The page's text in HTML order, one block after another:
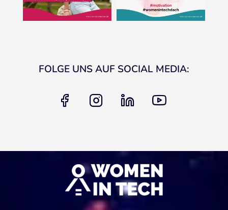
FOLGE UNS AUF SOCIAL MEDIA:
facebook instagram